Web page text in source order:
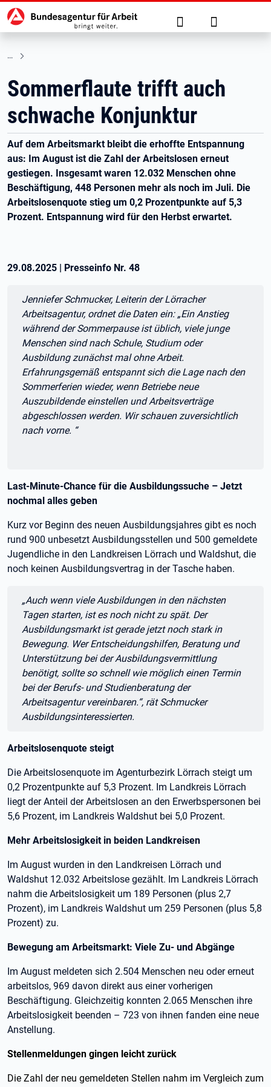
zu den Hauptinhalten springen
Hauptnavigation Suche Anmelden
Sommerflaute trifft auch
schwache Konjunktur
Auf dem Arbeitsmarkt bleibt die erhoffte Entspannung
aus: Im August ist die Zahl der Arbeitslosen erneut
gestiegen. Insgesamt waren 12.032 Menschen ohne
Beschäftigung, 448 Personen mehr als noch im Juli. Die
Arbeitslosenquote stieg um 0,2 Prozentpunkte auf 5,3
Prozent. Entspannung wird für den Herbst erwartet.
29.08.2025 | Presseinfo Nr. 48
Zitat:
Jenniefer Schmucker, Leiterin der Lörracher
Arbeitsagentur, ordnet die Daten ein: „Ein Anstieg
während der Sommerpause ist üblich, viele junge
Menschen sind nach Schule, Studium oder
Ausbildung zunächst mal ohne Arbeit.
Erfahrungsgemäß entspannt sich die Lage nach den
Sommerferien wieder, wenn Betriebe neue
Auszubildende einstellen und Arbeitsverträge
abgeschlossen werden. Wir schauen zuversichtlich
nach vorne. “
Last-Minute-Chance für die Ausbildungssuche – Jetzt
nochmal alles geben
Kurz vor Beginn des neuen Ausbildungsjahres gibt es noch
rund 900 unbesetzt Ausbildungsstellen und 500 gemeldete
Jugendliche in den Landkreisen Lörrach und Waldshut, die
noch keinen Ausbildungsvertrag in der Tasche haben.
Zitat:
„Auch wenn viele Ausbildungen in den nächsten
Tagen starten, ist es noch nicht zu spät. Der
Ausbildungsmarkt ist gerade jetzt noch stark in
Bewegung. Wer Entscheidungshilfen, Beratung und
Unterstützung bei der Ausbildungsvermittlung
benötigt, sollte so schnell wie möglich einen Termin
bei der Berufs- und Studienberatung der
Arbeitsagentur vereinbaren.“, rät Schmucker
Ausbildungsinteressierten.
Arbeitslosenquote steigt
Die Arbeitslosenquote im Agenturbezirk Lörrach steigt um
0,2 Prozentpunkte auf 5,3 Prozent. Im Landkreis Lörrach
liegt der Anteil der Arbeitslosen an den Erwerbspersonen bei
5,6 Prozent, im Landkreis Waldshut bei 5,0 Prozent.
Mehr Arbeitslosigkeit in beiden Landkreisen
Im August wurden in den Landkreisen Lörrach und
Waldshut 12.032 Arbeitslose gezählt. Im Landkreis Lörrach
nahm die Arbeitslosigkeit um 189 Personen (plus 2,7
Prozent), im Landkreis Waldshut um 259 Personen (plus 5,8
Prozent) zu.
Bewegung am Arbeitsmarkt: Viele Zu- und Abgänge
Im August meldeten sich 2.504 Menschen neu oder erneut
arbeitslos, 969 davon direkt aus einer vorherigen
Beschäftigung. Gleichzeitig konnten 2.065 Menschen ihre
Arbeitslosigkeit beenden – 723 von ihnen fanden eine neue
Anstellung.
Stellenmeldungen gingen leicht zurück
Die Zahl der neu gemeldeten Stellen nahm im Vergleich zum